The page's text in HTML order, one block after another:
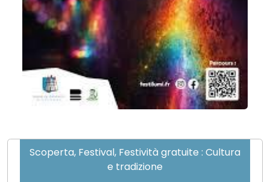
Scoperta, Festival, Festività gratuite : Cultura
e tradizione